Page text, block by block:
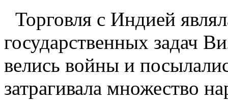
Торговля с Индией
государственных задач
велись войны и
затрагивала множество